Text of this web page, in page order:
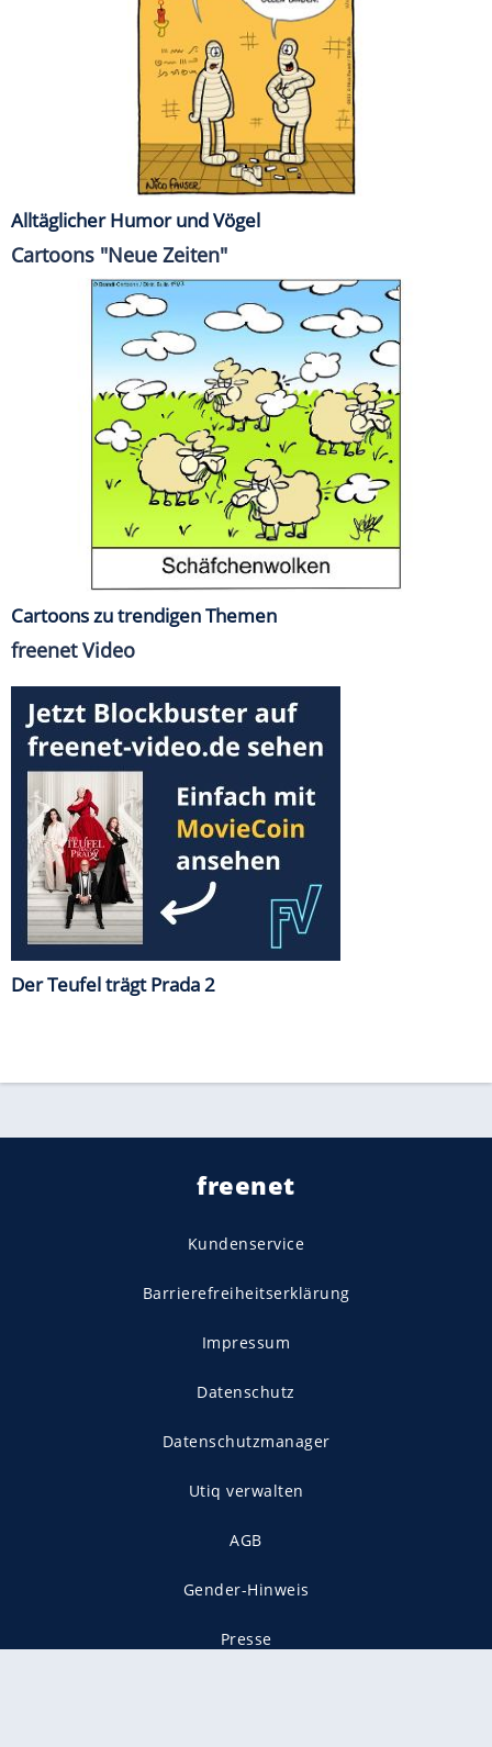
Alltäglicher Humor und Vögel
Cartoons "Neue Zeiten"
Cartoons zu trendigen Themen
freenet Video
Der Teufel trägt Prada 2
freenet
Kundenservice
Barrierefreiheitserklärung
Impressum
Datenschutz
Datenschutzmanager
Utiq verwalten
AGB
Gender-Hinweis
Presse